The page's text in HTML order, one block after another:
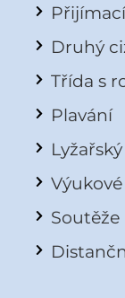
Druhý
Třída s
Plavání
Soutěže